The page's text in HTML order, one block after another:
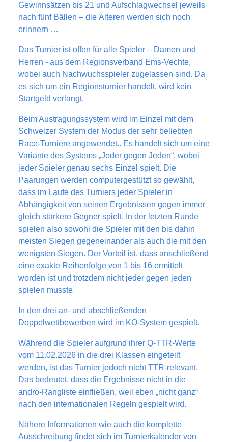
Gewinnsätzen bis 21 und Aufschlagwechsel jeweils
nach fünf Bällen – die Älteren werden sich noch
erinnern …
Das Turnier ist offen für alle Spieler – Damen und
Herren - aus dem Regionsverband Ems-Vechte,
wobei auch Nachwuchsspieler zugelassen sind. Da
es sich um ein Regionsturnier handelt, wird kein
Startgeld verlangt.
Beim Austragungssystem wird im Einzel mit dem
Schweizer System der Modus der sehr beliebten
Race-Turniere angewendet.. Es handelt sich um eine
Variante des Systems „Jeder gegen Jeden“, wobei
jeder Spieler genau sechs Einzel spielt. Die
Paarungen werden computergestützt so gewählt,
dass im Laufe des Turniers jeder Spieler in
Abhängigkeit von seinen Ergebnissen gegen immer
gleich stärkere Gegner spielt. In der letzten Runde
spielen also sowohl die Spieler mit den bis dahin
meisten Siegen gegeneinander als auch die mit den
wenigsten Siegen. Der Vorteil ist, dass anschließend
eine exakte Reihenfolge von 1 bis 16 ermittelt
worden ist und trotzdem nicht jeder gegen jeden
spielen musste.
In den drei an- und abschließenden
Doppelwettbewerben wird im KO-System gespielt.
Während die Spieler aufgrund ihrer Q-TTR-Werte
vom 11.02.2026 in die drei Klassen eingeteilt
werden, ist das Turnier jedoch nicht TTR-relevant.
Das bedeutet, dass die Ergebnisse nicht in die
andro-Rangliste einfließen, weil eben „nicht ganz“
nach den internationalen Regeln gespielt wird.
Nähere Informationen wie auch die komplette
Ausschreibung findet sich im Turnierkalender von